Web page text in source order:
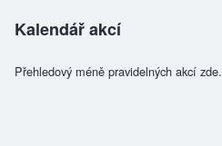
Kalendář akcí
Přehledový méně pravidelných akcí zde.